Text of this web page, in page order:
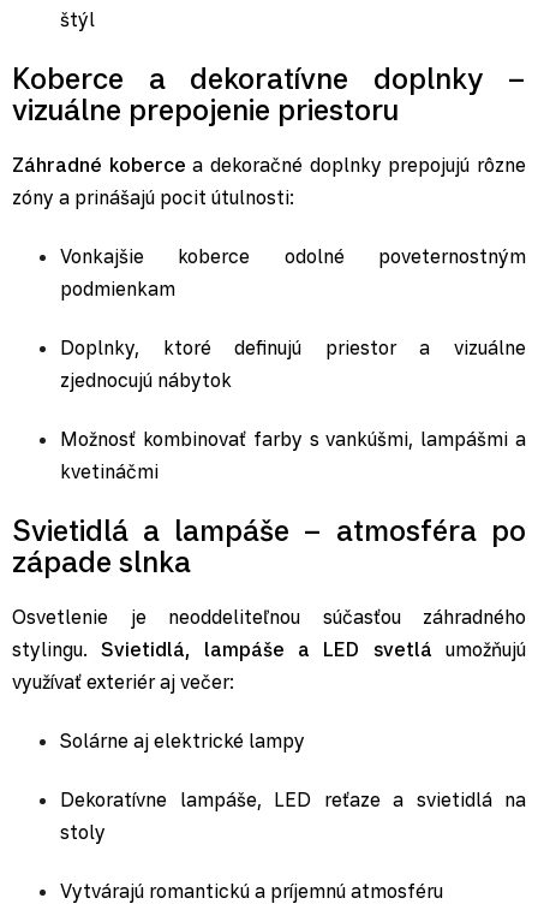
štýl
Koberce a dekoratívne doplnky –
vizuálne prepojenie priestoru
Záhradné koberce a dekoračné doplnky prepojujú rôzne
zóny a prinášajú pocit útulnosti:
Vonkajšie koberce odolné poveternostným
podmienkam
Doplnky, ktoré definujú priestor a vizuálne
zjednocujú nábytok
Možnosť kombinovať farby s vankúšmi, lampášmi a
kvetináčmi
Svietidlá a lampáše – atmosféra po
západe slnka
Osvetlenie je neoddeliteľnou súčasťou záhradného
stylingu.Svietidlá, lampáše a LED svetlá umožňujú
využívať exteriér aj večer:
Solárne aj elektrické lampy
Dekoratívne lampáše, LED reťaze a svietidlá na
stoly
Vytvárajú romantickú a príjemnú atmosféru